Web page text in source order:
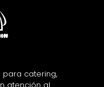
para catering,